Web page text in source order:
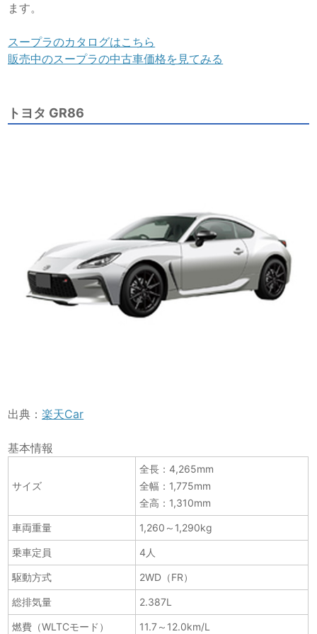
ます。
スープラのカタログはこちら
販売中のスープラの中古車価格を見てみる
トヨタ GR86
出典：楽天Car
基本情報
サイズ
全長：4,265mm
全幅：1,775mm
全高：1,310mm
車両重量 1,260～1,290kg
乗車定員 4人
駆動方式 2WD（FR）
総排気量 2.387L
燃費（WLTCモード） 11.7～12.0km/L